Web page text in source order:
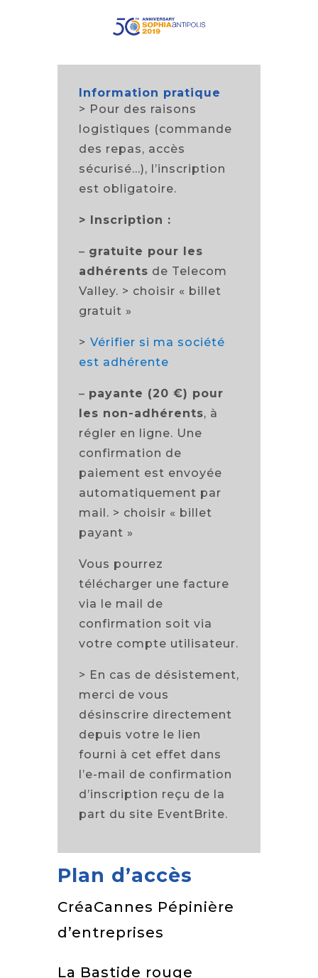
Information pratique
> Pour des raisons
logistiques (commande
des repas, accès
sécurisé…), l’inscription
est obligatoire.
> Inscription :
– gratuite pour les
adhérents de Telecom
Valley. > choisir « billet
gratuit »
> Vérifier si ma société
est adhérente
– payante (20 €) pour
les non-adhérents, à
régler en ligne. Une
confirmation de
paiement est envoyée
automatiquement par
mail. > choisir « billet
payant »
Vous pourrez
télécharger une facture
via le mail de
confirmation soit via
votre compte utilisateur.
> En cas de désistement,
merci de vous
désinscrire directement
depuis votre le lien
fourni à cet effet dans
l’e-mail de confirmation
d’inscription reçu de la
part du site EventBrite.
Plan d’accès
CréaCannes Pépinière
d’entreprises
La Bastide rouge